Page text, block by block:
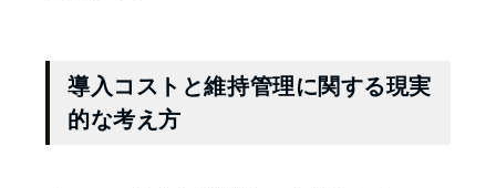
導入コストと維持管理に関する現実
的な考え方